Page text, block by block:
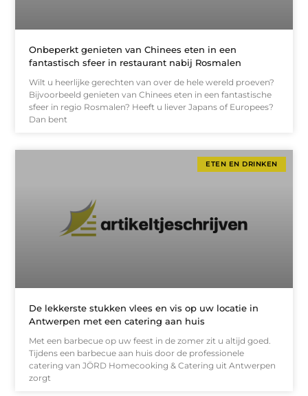
Onbeperkt genieten van Chinees eten in een
fantastisch sfeer in restaurant nabij Rosmalen
Wilt u heerlijke gerechten van over de hele wereld proeven?
Bijvoorbeeld genieten van Chinees eten in een fantastische
sfeer in regio Rosmalen? Heeft u liever Japans of Europees?
Dan bent
ETEN EN DRINKEN
De lekkerste stukken vlees en vis op uw locatie in
Antwerpen met een catering aan huis
Met een barbecue op uw feest in de zomer zit u altijd goed.
Tijdens een barbecue aan huis door de professionele
catering van JÖRD Homecooking & Catering uit Antwerpen
zorgt